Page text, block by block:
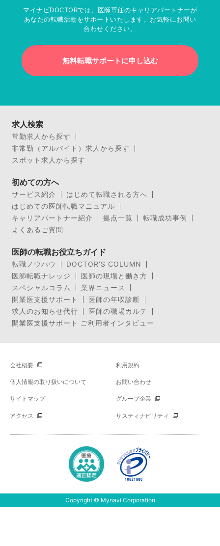
マイナビDOCTORでは、医師専任のキャリアパートナーが
あなたの転職活動をサポートいたします。お気軽にお問い
合わせください。
無料転職サポートに申し込む
求人検索
常勤求人から探す
非常勤（アルバイト）求人から探す
スポット求人から探す
初めての方へ
サービス紹介
はじめて転職される方へ
はじめての医師転職マニュアル
キャリアパートナー紹介
拠点一覧
転職成功事例
よくあるご質問
医師の転職お役立ちガイド
転職ノウハウ
DOCTOR’S COLUMN
医師転職ナレッジ
医師の現場と働き方
スペシャルコラム
業界ニュース
開業医支援サポート
医師の年収診断
求人のお知らせ代行
医師の職場カルテ
開業医支援サポート ご利用者インタビュー
会社概要 利用規約
個人情報の取り扱いについて お問い合わせ
サイトマップ グループ企業
アクセス サスティナビリティ
Copyright © Mynavi Corporation